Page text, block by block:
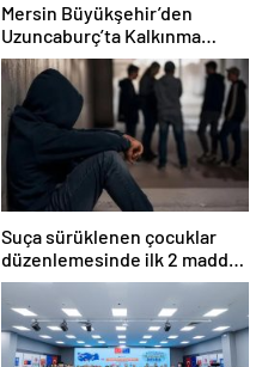
Mersin Büyükşehir’den
Uzuncaburç’ta Kalkınma
Hamlesi
Suça sürüklenen çocuklar
düzenlemesinde ilk 2 madde
kabul edildi